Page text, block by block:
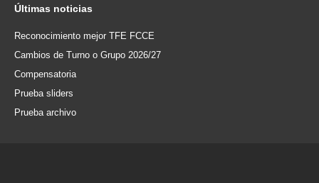
Últimas noticias
Reconocimiento mejor TFE FCCE
Cambios de Turno o Grupo 2026/27
Compensatoria
Prueba sliders
Prueba archivo